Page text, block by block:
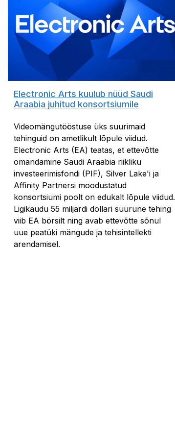
Electronic Arts kuulub nüüd Saudi
Araabia juhitud konsortsiumile
Videomängutööstuse üks suurimaid
tehinguid on ametlikult lõpule viidud.
Electronic Arts (EA) teatas, et ettevõtte
omandamine Saudi Araabia riikliku
investeerimisfondi (PIF), Silver Lake'i ja
Affinity Partnersi moodustatud
konsortsiumi poolt on edukalt lõpule viidud.
Ligikaudu 55 miljardi dollari suurune tehing
viib EA börsilt ning avab ettevõtte sõnul
uue peatüki mängude ja tehisintellekti
arendamisel.